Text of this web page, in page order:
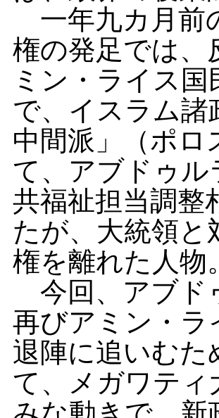
一年九カ月前
権の発足では、
ミン・ライス
で、イスラム
中間派」（ポロ
て、アブドゥル
共福祉担当調整
たが、大統領と
権を離れた人物。
今回、アブド
再びアミン・ラ
退陣に追いむた
て、メガワティ